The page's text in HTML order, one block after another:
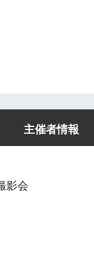
主催者情報
影会